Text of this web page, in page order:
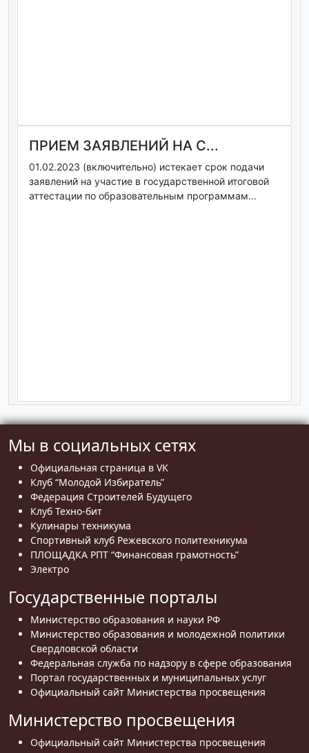
ПРИЕМ ЗАЯВЛЕНИЙ НА С...
01.02.2023 (включительно) истекает срок подачи
заявлений на участие в государственной итоговой
аттестации по образовательным программам...
Мы в социальных сетях
Официальная страница в VK
Клуб “Молодой Избиратель”
Федерация Строителей Будущего
Клуб Техно-бит
Кулинары техникума
Спортивный клуб Режевского политехникума
ПЛОЩАДКА РПТ “Финансовая грамотность”
Электро
Государственные порталы
Министерство образования и науки РФ
Министерство образования и молодежной политики
Свердловской области
Федеральная служба по надзору в сфере образования
Портал государственных и муниципальных услуг
Официальный сайт Министерства просвещения
Министерство просвещения
Официальный сайт Министерства просвещения